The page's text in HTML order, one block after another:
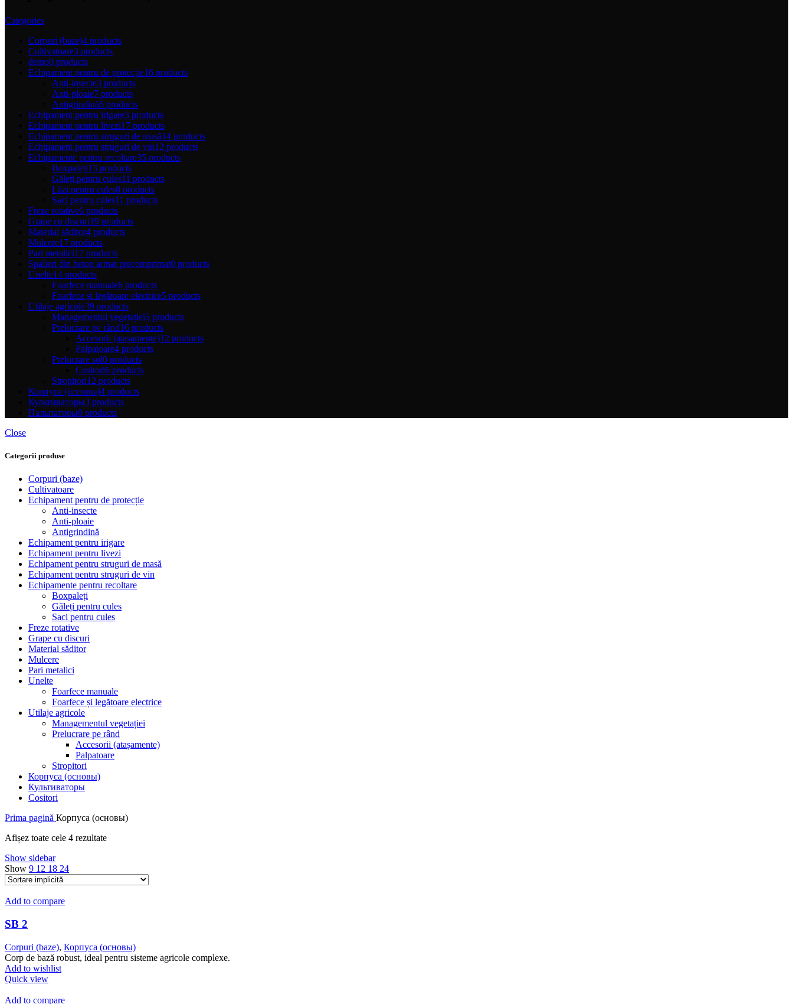
Categories
Corpuri (baze)4 products
Cultivatoare3 products
demo0 products
Echipament pentru de protecție16 products
Anti-insecte3 products
Anti-ploaie7 products
Antigrindină6 products
Echipament pentru irigare3 products
Echipament pentru livezi17 products
Echipament pentru struguri de masă14 products
Echipament pentru struguri de vin12 products
Echipamente pentru recoltare35 products
Boxpaleți13 products
Găleți pentru cules11 products
Lăzi pentru cules0 products
Saci pentru cules11 products
Freze rotative6 products
Grape cu discuri19 products
Material săditor4 products
Mulcere17 products
Pari metalici17 products
Șpalieri din beton armat precomprimat0 products
Unelte14 products
Foarfece manuale6 products
Foarfece și legătoare electrice5 products
Utilaje agricole39 products
Managementul vegetației5 products
Prelucrare pe rând16 products
Accesorii (atașamente)12 products
Palpatoare4 products
Prelucrare sol0 products
Cositori6 products
Stropitori12 products
Корпуса (основы)4 products
Культиваторы3 products
Пальпаторы0 products
Close
Categorii produse
Corpuri (baze)
Cultivatoare
Echipament pentru de protecție
Anti-insecte
Anti-ploaie
Antigrindină
Echipament pentru irigare
Echipament pentru livezi
Echipament pentru struguri de masă
Echipament pentru struguri de vin
Echipamente pentru recoltare
Boxpaleți
Găleți pentru cules
Saci pentru cules
Freze rotative
Grape cu discuri
Material săditor
Mulcere
Pari metalici
Unelte
Foarfece manuale
Foarfece și legătoare electrice
Utilaje agricole
Managementul vegetației
Prelucrare pe rând
Accesorii (atașamente)
Palpatoare
Stropitori
Корпуса (основы)
Культиваторы
Cositori
Prima pagină Корпуса (основы)
Afișez toate cele 4 rezultate
Show sidebar
Show 9 12 18 24
Add to compare
SB 2
Corpuri (baze), Корпуса (основы)
Corp de bază robust, ideal pentru sisteme agricole complexe.
Add to wishlist
Quick view
Add to compare